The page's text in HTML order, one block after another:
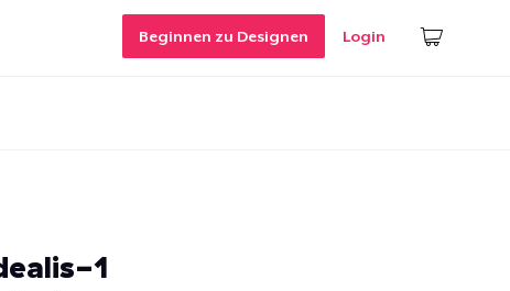
Beginnen zu Designen Login
1